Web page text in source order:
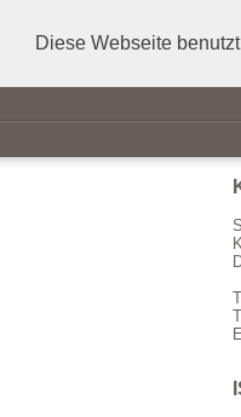
Diese Webseite